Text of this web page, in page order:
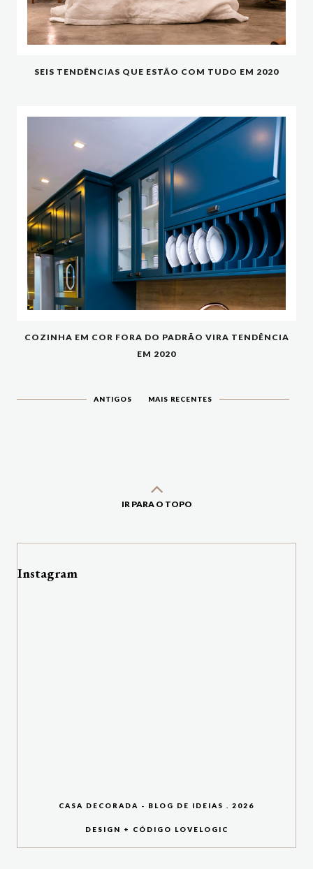
SEIS TENDÊNCIAS QUE ESTÃO COM TUDO EM 2020
COZINHA EM COR FORA DO PADRÃO VIRA TENDÊNCIA
EM 2020
ANTIGOS MAIS RECENTES
IR PARA O TOPO
Instagram
CASA DECORADA - BLOG DE IDEIAS 2026
DESIGN + CÓDIGO LOVELOGIC